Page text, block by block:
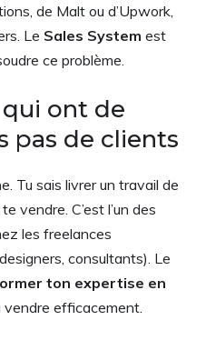
de Malt ou d’Upwork,
Le Sales System est
ce problème.
qui ont de
pas de clients
Tu sais livrer un travail de
vendre. C’est l’un des
les freelances
consultants). Le
ton expertise en
vendre efficacement.